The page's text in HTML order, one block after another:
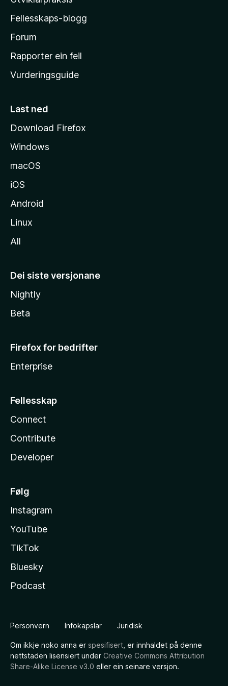
-
h
e
m
s
d
a
Fellesskaps-blogg
Forum
Rapporter ein feil
Vurderingsguide
Last ned
Download Firefox
Windows
macOS
iOS
Android
Linux
All
Dei siste versjonane
Nightly
Beta
Firefox for bedrifter
Enterprise
Fellesskap
Connect
Contribute
Developer
Følg
Instagram
YouTube
TikTok
Bluesky
Podcast
Personvern Infokapslar Juridisk
Om ikkje noko anna er spesifisert , er innhaldet på denne
nettstaden lisensiert under Creative Commons Attribution
Share-Alike License v3.0 eller ein seinare versjon.